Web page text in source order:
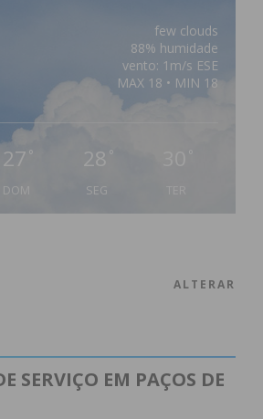
few clouds
88% humidade
vento: 1m/s ESE
MAX 18 • MIN 18
27 °
DOM
28 °
SEG
ALTERAR
SERVIÇO EM PAÇOS DE